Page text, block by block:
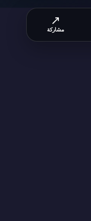
↗
مشاركة